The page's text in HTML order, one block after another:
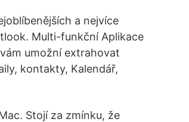
a nejvíce
Multi-funkční Aplikace
umožní extrahovat
kontakty, Kalendář,
Stojí za zmínku, že